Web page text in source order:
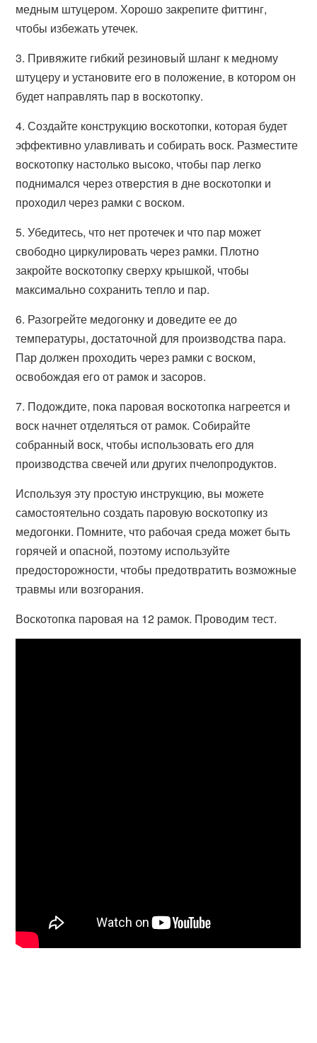
медным штуцером. Хорошо закрепите фиттинг,
чтобы избежать утечек.
3. Привяжите гибкий резиновый шланг к медному
штуцеру и установите его в положение, в котором он
будет направлять пар в воскотопку.
4. Создайте конструкцию воскотопки, которая будет
эффективно улавливать и собирать воск. Разместите
воскотопку настолько высоко, чтобы пар легко
поднимался через отверстия в дне воскотопки и
проходил через рамки с воском.
5. Убедитесь, что нет протечек и что пар может
свободно циркулировать через рамки. Плотно
закройте воскотопку сверху крышкой, чтобы
максимально сохранить тепло и пар.
6. Разогрейте медогонку и доведите ее до
температуры, достаточной для производства пара.
Пар должен проходить через рамки с воском,
освобождая его от рамок и засоров.
7. Подождите, пока паровая воскотопка нагреется и
воск начнет отделяться от рамок. Собирайте
собранный воск, чтобы использовать его для
производства свечей или других пчелопродуктов.
Используя эту простую инструкцию, вы можете
самостоятельно создать паровую воскотопку из
медогонки. Помните, что рабочая среда может быть
горячей и опасной, поэтому используйте
предосторожности, чтобы предотвратить возможные
травмы или возгорания.
Воскотопка паровая на 12 рамок. Проводим тест.